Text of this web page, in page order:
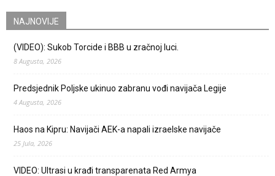
NAJNOVIJE
(VIDEO): Sukob Torcide i BBB u zračnoj luci.
8 Augusta, 2026
Predsjednik Poljske ukinuo zabranu vođi navijača Legije
4 Augusta, 2026
Haos na Kipru: Navijači AEK-a napali izraelske navijače
25 Jula, 2026
VIDEO: Ultrasi u krađi transparenata Red Armya